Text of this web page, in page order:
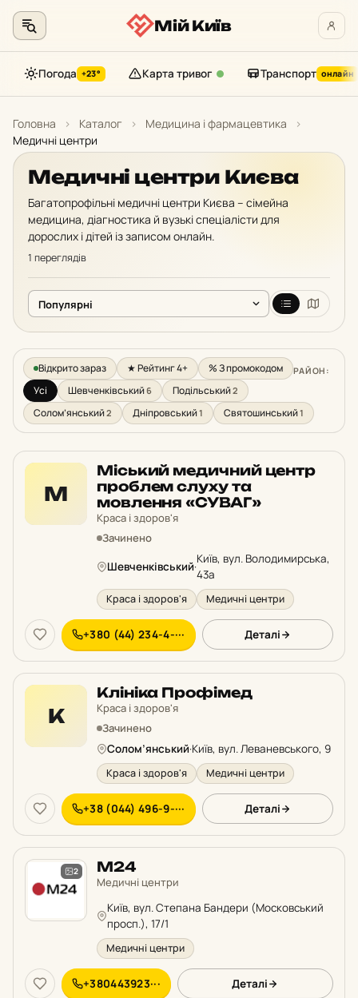
контенту
Мій Київ
Погода +23° Карта тривог Транспорт онлайн
Головна › Каталог › Медицина і фармацевтика
›
Медичні центри
Медичні центри Києва
Багатопрофільні медичні центри Києва – сімейна
медицина, діагностика й вузькі спеціалісти для
дорослих і дітей із записом онлайн.
1 переглядів
Відкрито зараз ★ Рейтинг 4+ % З промокодом РАЙОН:
Усі Шевченківський6 Подільський2
Солом’янський2 Дніпровський1 Святошинський1
М
Міський медичний центр
проблем слуху та
мовлення «СУВАГ»
Краса і здоров'я
Зачинено
Шевченківський·
Київ, вул. Володимирська,
43а
Краса і здоров'я Медичні центри
+380 (44) 234-4-··· Деталі
К
Клініка Профімед
Краса і здоров'я
Зачинено
Солом’янський·Київ, вул. Леваневського, 9
Краса і здоров'я Медичні центри
+38 (044) 496-9-··· Деталі
2 М24
Медичні центри
Київ, вул. Степана Бандери (Московський
просп.), 17/1
Медичні центри
+380443923··· Деталі